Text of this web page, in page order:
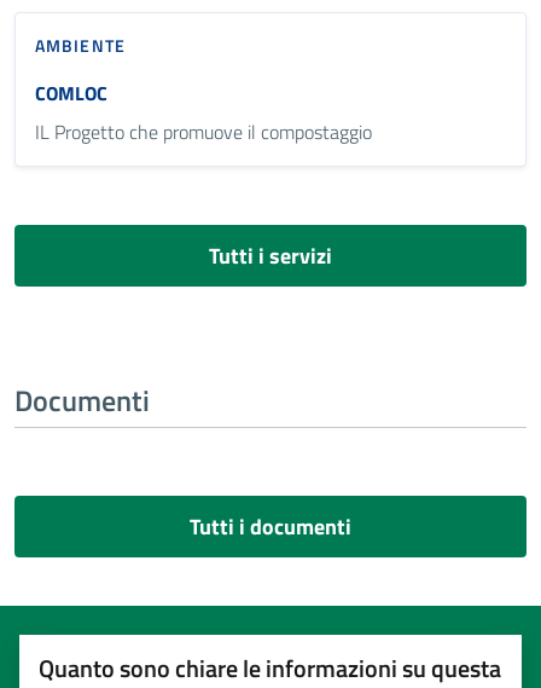
AMBIENTE
COMLOC
IL Progetto che promuove il compostaggio
Tutti i servizi
Documenti
Tutti i documenti
Quanto sono chiare le informazioni su questa